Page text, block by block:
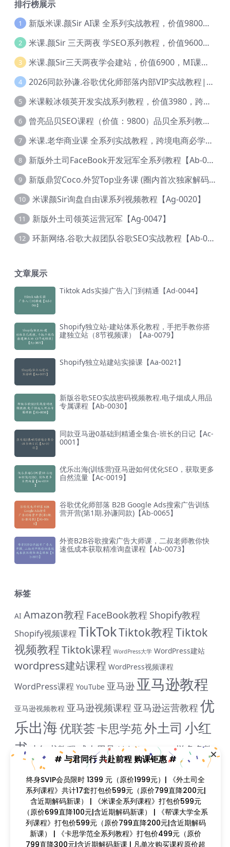
排行榜展示
1 新版米课.颜Sir AI课 全系列实战教程，价值9800，跨境首选！【Ag-0052】
2 米课.颜Sir 三天两夜 学SEO系列教程，价值9600元，跨境人都在学 【Ag-0056】
3 米课.颜Sir三天两夜学会建站，价值6900，MI课甄选课程 【Ag-0055】
4 2026同款孙谦.谷歌优化师部落内部VIP实战教程|价值4999元全网独家解码（官方报名版本）【@034】
5 米课毅冰领英开发实战系列教程，价值3980，跨境必选【Ag-0049】
6 曾亮品贝SEO课程（价值：9800）品贝全系列教程 【Ab-0022】
7 米课.老华商业课 全系列实战教程，跨境电商必学，价值16900元【Ag-0053】
8 新版外土司FaceBook开发冠军全系列教程【Ab-0021】
9 新版鼎贸Coco.外贸Top业务课 (圈内首次独家解码|460节课)【Ag-0091】
10 米课颜Sir询盘自由课系列视频教程【Ag-0020】
11 新版外土司领英运营冠军【Ag-0047】
12 环新网络.谷歌大叔团队谷歌SEO实战教程【Ab-0024】
文章展示
Tiktok Ads实操广告入门到精通【Ad-0044】
Shopify独立站-建站体系化教程，手把手教你搭
建独立站（8节视频课）【Aa-0079】
Shopify独立站建站实操课【Aa-0021】
新版谷歌SEO实战密码视频教程.电子烟成人用品
专属课程【Ab-0030】
同款亚马逊0基础到精通全集合-班长的日记【Ac-
0001】
优乐出海(训练营)亚马逊如何优化SEO，获取更多
自然流量【Ac-0019】
谷歌优化师部落 B2B Google Ads搜索广告训练
营开营(第1期.孙谦同款)【Ab-0065】
外资B2B谷歌搜索广告大师课，二叔老师教你快
速低成本获取精准询盘课程【Ab-0073】
标签
AI Amazon教程 FaceBook教程 Shopify教程
Shopify视频课程 TikTokTiktok教程Tiktok
视频教程Tiktok课程 WordPress大学 WordPress建站
wordpress建站课程 WordPress视频课程
WordPress课程 YouTube 亚马逊 亚马逊教程
亚马逊视频教程 亚马逊视频课程 亚马逊运营教程 优
乐出海优联荟卡思学苑外土司 小红
书 小红书教程 成人用品 抖音教程 拼多多 拼多多教
淘宝教程 米课
谷歌
ADS教程谷歌SEO教程 谷歌SEO课程 谷歌运用教程
境B哥 阿里国际站雨课网雷子教程 颜Sir 飞橙教育
# 与君同行 共赴前程 购课钜惠 #
终身SVIP会员限时 1399 元（原价1999元）| 《外土司全
系列课程》共计17套打包价599元（原价799直降200元|
含近期解码新课） | 《米课全系列课程》打包价599元
（原价699直降100元|含近期解码新课） | 《帮课大学全系
列课程》打包价599元（原价799直降200元|含近期解码
新课） | 《卡思学范全系列教程》打包价499元（原价
799直降300元|含近期解码新课 | 凡单次购买课程原价超